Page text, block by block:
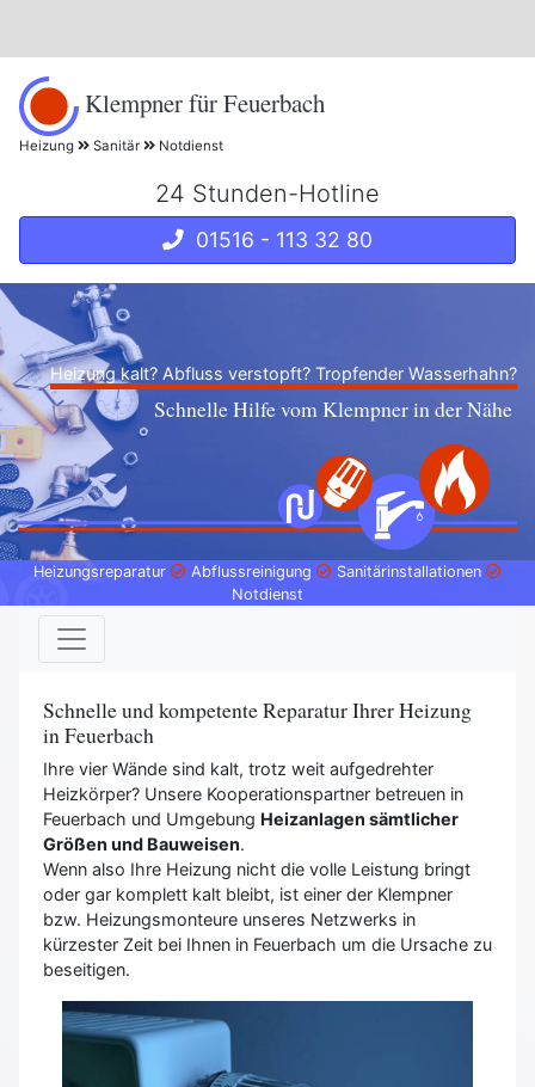
Klempner für Feuerbach
Heizung Sanitär Notdienst
24 Stunden-Hotline
01516 - 113 32 80
Heizung kalt? Abfluss verstopft? Tropfender Wasserhahn?
Schnelle Hilfe vom Klempner in der Nähe
Heizungsreparatur Abflussreinigung
Sanitärinstallationen
Notdienst
Schnelle und kompetente Reparatur Ihrer Heizung
in Feuerbach
Ihre vier Wände sind kalt, trotz weit aufgedrehter
Heizkörper? Unsere Kooperationspartner betreuen in
Feuerbach und Umgebung Heizanlagen sämtlicher
Größen und Bauweisen.
Wenn also Ihre Heizung nicht die volle Leistung bringt
oder gar komplett kalt bleibt, ist einer der Klempner
bzw. Heizungsmonteure unseres Netzwerks in
kürzester Zeit bei Ihnen in Feuerbach um die Ursache zu
beseitigen.